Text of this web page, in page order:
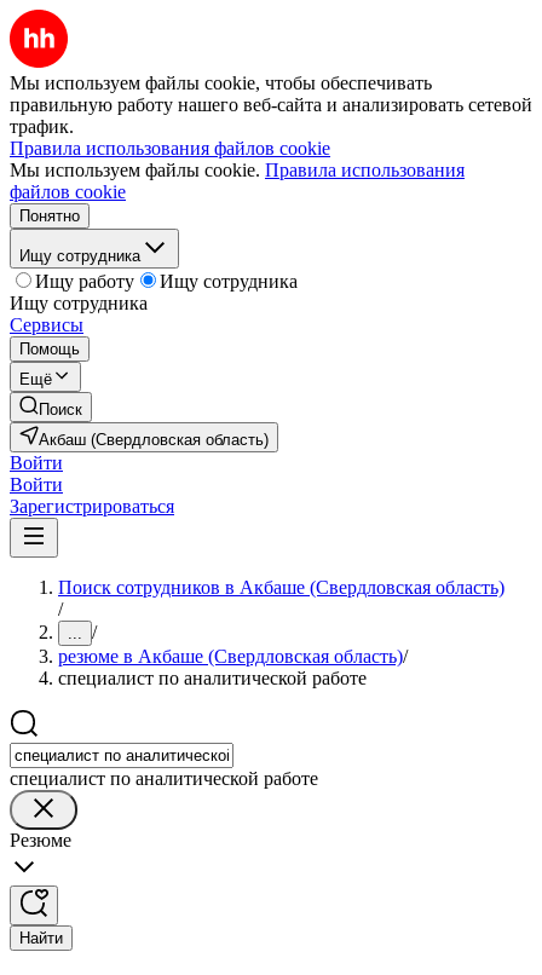
Мы используем файлы cookie, чтобы обеспечивать
правильную работу нашего веб-сайта и анализировать сетевой
трафик.
Правила использования файлов cookie
Мы используем файлы cookie. Правила использования
файлов cookie
Понятно
Ищу сотрудника
Ищу работу
Ищу сотрудника
Ищу сотрудника
Сервисы
Помощь
Ещё
Поиск
Акбаш (Свердловская область)
Войти
Войти
Зарегистрироваться
Поиск сотрудников в Акбаше (Свердловская область)
/
... /
резюме в Акбаше (Свердловская область)/
специалист по аналитической работе
специалист по аналитической работе
Резюме
Найти